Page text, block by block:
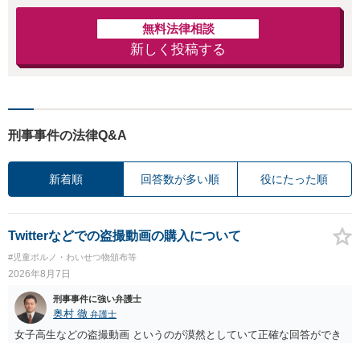
無料法律相談
新しく投稿する
刑事事件の法律Q&A
新着順 回答数が多い順 役にたった順
Twitterなどでの盗撮動画の購入について
#児童ポルノ・わいせつ物頒布等
2026年8月7日
刑事事件に強い弁護士
奥村 徹 弁護士
女子高生などの盗撮動画 というのが漠然としていて正確な回答ができ